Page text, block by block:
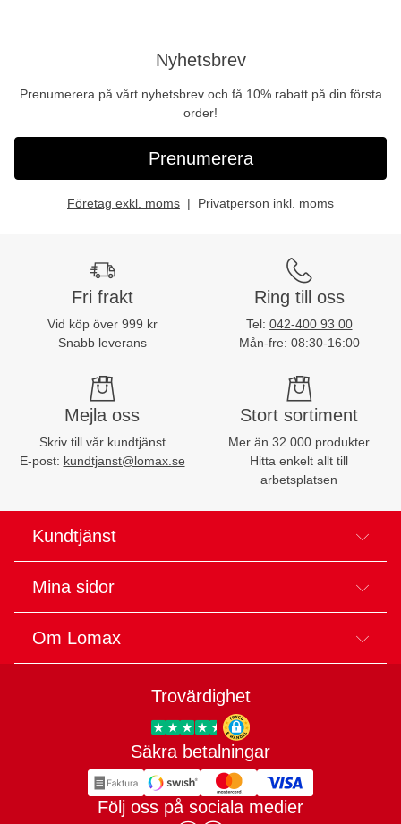
Nyhetsbrev
Prenumerera på vårt nyhetsbrev och få 10% rabatt på din första
order!
Prenumerera
Företag exkl. moms Privatperson inkl. moms
Fri frakt
Vid köp över 999 kr
Snabb leverans
Ring till oss
Tel: 042-400 93 00
Mån-fre: 08:30-16:00
Mejla oss
Skriv till vår kundtjänst
E-post: kundtjanst@lomax.se
Stort sortiment
Mer än 32 000 produkter
Hitta enkelt allt till
arbetsplatsen
Kundtjänst
Mina sidor
Om Lomax
Trovärdighet
Trygg E-handel
Säkra betalningar
Följ oss på sociala medier